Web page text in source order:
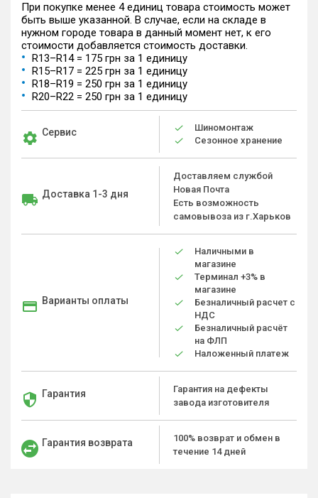
При покупке менее 4 единиц товара стоимость может
быть выше указанной. В случае, если на складе в
нужном городе товара в данный момент нет, к его
стоимости добавляется стоимость доставки.
R13–R14 = 175 грн за 1 единицу
R15–R17 = 225 грн за 1 единицу
R18–R19 = 250 грн за 1 единицу
R20–R22 = 250 грн за 1 единицу
Сервис
Шиномонтаж
Сезонное хранение
Доставка 1-3 дня
Доставляем службой
Новая Почта
Есть возможность
самовывоза из г.Харьков
Варианты оплаты
Наличными в
магазине
Терминал +3% в
магазине
Безналичный расчет с
НДС
Безналичный расчёт
на ФЛП
Наложенный платеж
Гарантия
Гарантия на дефекты
завода изготовителя
Гарантия возврата
100% возврат и обмен в
течение 14 дней